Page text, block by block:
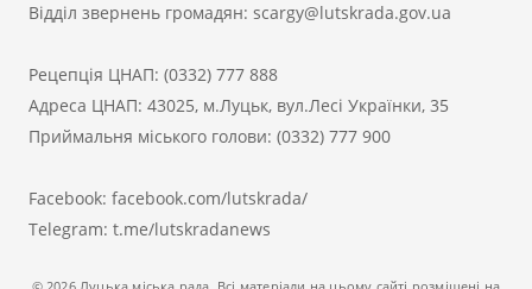
Відділ звернень громадян: scargy@lutskrada.gov.ua
Рецепція ЦНАП: (0332) 777 888
Адреса ЦНАП: 43025, м.Луцьк, вул.Лесі Українки, 35
Приймальня міського голови: (0332) 777 900
Facebook: facebook.com/lutskrada/
Telegram: t.me/lutskradanews